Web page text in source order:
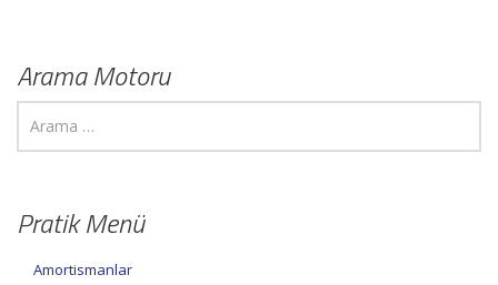
Arama Motoru
Pratik Menü
Amortismanlar